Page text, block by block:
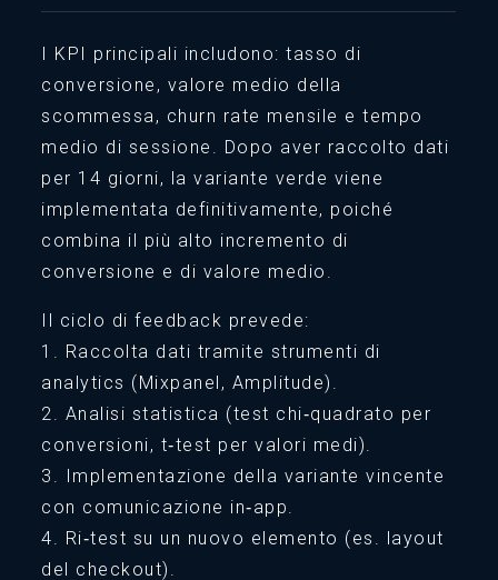
I KPI principali includono: tasso di
conversione, valore medio della
scommessa, churn rate mensile e tempo
medio di sessione. Dopo aver raccolto dati
per 14 giorni, la variante verde viene
implementata definitivamente, poiché
combina il più alto incremento di
conversione e di valore medio.
Il ciclo di feedback prevede:
1. Raccolta dati tramite strumenti di
analytics (Mixpanel, Amplitude).
2. Analisi statistica (test chi‑quadrato per
conversioni, t‑test per valori medi).
3. Implementazione della variante vincente
con comunicazione in‑app.
4. Ri‑test su un nuovo elemento (es. layout
del checkout).